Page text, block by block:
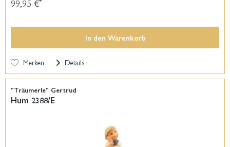
99,95 €
In den Warenkorb
Merken Details
"Träumerle" Gertrud
Hum 2388/E